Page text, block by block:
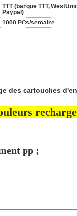
TTT (banque TTT,
Paypal)
1000 PCs/semaine
des cartouches
pp ;